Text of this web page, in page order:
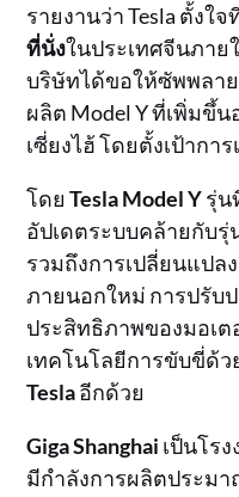
รายงานว่า Tesla ตั้งใ
ที่นั่งในประเทศจีนภาย
บริษัทได้ขอให้ซัพพลา
ผลิต Model Y ที่เพิ่มขึ้
เซี่ยงไฮ้ โดยตั้งเป้ากา
โดยTesla Model Yรุ่น
อัปเดตระบบคล้ายกับรุ่
รวมถึงการเปลี่ยนแปล
ภายนอกใหม่ การปรับ
ประสิทธิภาพของมอเต
เทคโนโลยีการขับขี่ด้ว
Teslaอีกด้วย
Giga Shanghai เป็นโร
มีกำลังการผลิตประม